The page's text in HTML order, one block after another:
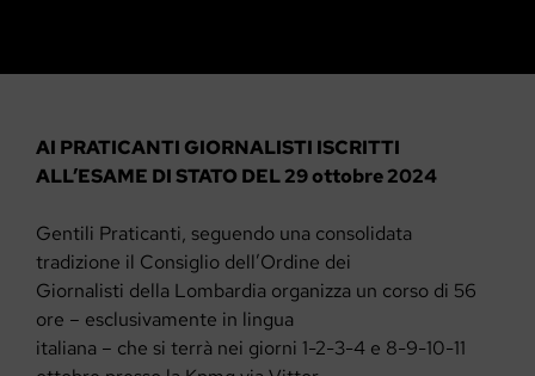
AI PRATICANTI GIORNALISTI ISCRITTI
ALL’ESAME DI STATO DEL 29 ottobre 2024
Gentili Praticanti, seguendo una consolidata
tradizione il Consiglio dell’Ordine dei
Giornalisti della Lombardia organizza un corso di 56
ore – esclusivamente in lingua
italiana – che si terrà nei giorni 1-2-3-4 e 8-9-10-11